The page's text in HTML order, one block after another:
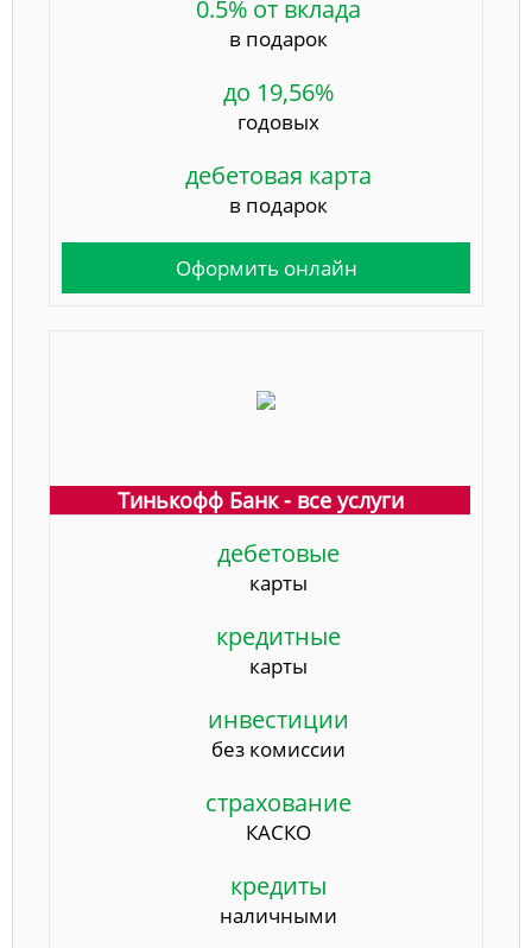
0.5% от вклада
в подарок
до 19,56%
годовых
дебетовая карта
в подарок
Оформить онлайн
Тинькофф Банк - все услуги
дебетовые
карты
кредитные
карты
инвестиции
без комиссии
страхование
КАСКО
кредиты
наличными